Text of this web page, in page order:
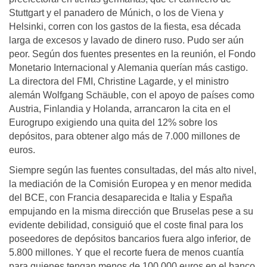
Stuttgart y el panadero de Múnich, o los de Viena y
Helsinki, corren con los gastos de la fiesta, esa década
larga de excesos y lavado de dinero ruso. Pudo ser aún
peor. Según dos fuentes presentes en la reunión, el Fondo
Monetario Internacional y Alemania querían más castigo.
La directora del FMI, Christine Lagarde, y el ministro
alemán Wolfgang Schäuble, con el apoyo de países como
Austria, Finlandia y Holanda, arrancaron la cita en el
Eurogrupo exigiendo una quita del 12% sobre los
depósitos, para obtener algo más de 7.000 millones de
euros.
Siempre según las fuentes consultadas, del más alto nivel,
la mediación de la Comisión Europea y en menor medida
del BCE, con Francia desaparecida e Italia y España
empujando en la misma dirección que Bruselas pese a su
evidente debilidad, consiguió que el coste final para los
poseedores de depósitos bancarios fuera algo inferior, de
5.800 millones. Y que el recorte fuera de menos cuantía